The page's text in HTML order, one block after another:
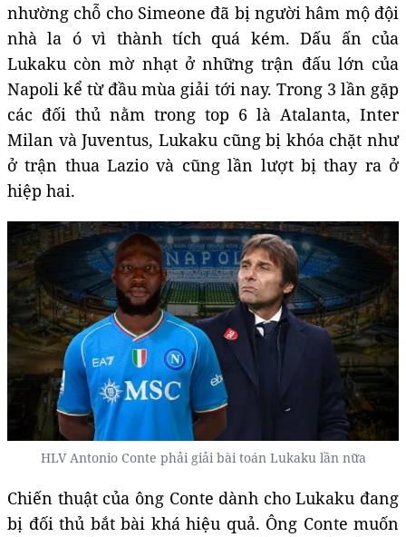
nhường chỗ cho Simeone đã bị người hâm mộ đội
nhà la ó vì thành tích quá kém. Dấu ấn của
Lukaku còn mờ nhạt ở những trận đấu lớn của
Napoli kể từ đầu mùa giải tới nay. Trong 3 lần gặp
các đối thủ nằm trong top 6 là Atalanta, Inter
Milan và Juventus, Lukaku cũng bị khóa chặt như
ở trận thua Lazio và cũng lần lượt bị thay ra ở
hiệp hai.
HLV Antonio Conte phải giải bài toán Lukaku lần nữa
Chiến thuật của ông Conte dành cho Lukaku đang
bị đối thủ bắt bài khá hiệu quả. Ông Conte muốn